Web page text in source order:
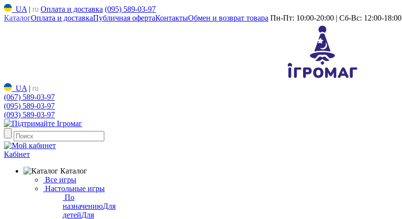
UA | ru Оплата и доставка (095) 589-03-97
КаталогОплата и доставкаПубличная офертаКонтактыОбмен и возврат товара Пн-Пт: 10:00-20:00 | Сб-Вс: 12:00-18:00
UA | ru
(067) 589-03-97
(095) 589-03-97
(093) 589-03-97
Кабінет
Каталог
Все игры
Настольные игры
По
назначениюДля
детейДля